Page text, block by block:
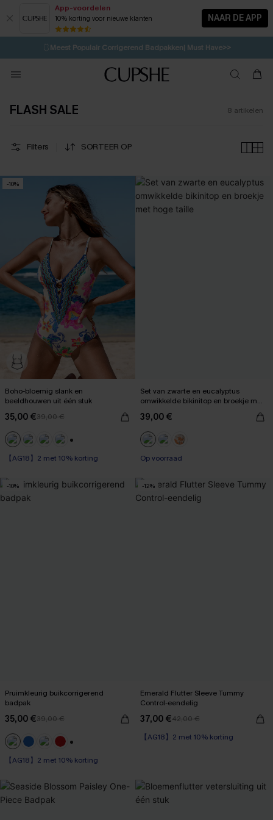
App-voordelen
10% korting voor nieuwe klanten NAAR DE APP
⚡️LAATSTE KANS | Tot 50% korting>>
🩱Meest Populair Corrigerend Badpakken| Must Have>>
💌Abonneer je & ontvang tot 15% korting>>
Koop 3, krijg 15% korting | CODE: SW15
FLASH SALE 8 artikelen
Filters SORTEER OP
-10%
Boho-bloemig slank en
beeldhouwen uit één stuk
35,00 €39,00 €
【AG18】2 met 10% korting
【AG18】2 met 10% korting
Set van zwarte en eucalyptus
omwikkelde bikinitop en broekje met
39,00 €
Op voorraad
-10%
Pruimkleurig buikcorrigerend
badpak
35,00 €39,00 €
【AG18】2 met 10% korting
【AG18】2 met 10% korting
-12%
Emerald Flutter Sleeve Tummy
Control-eendelig
37,00 €42,00 €
【AG18】2 met 10% korting